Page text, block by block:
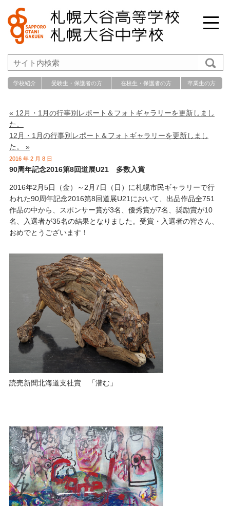
学校紹介 受験生・保護者の方 在校生・保護者の方 卒業生の方
« 12月・1月の行事別レポート＆フォトギャラリーを更新しまし
た。
12月・1月の行事別レポート＆フォトギャラリーを更新しまし
た。 »
2016 年 2 月 8 日
90周年記念2016第8回道展U21 多数入賞
2016年2月5日（金）～2月7日（日）に札幌市民ギャラリーで行
われた90周年記念2016第8回道展U21において、出品作品全751
作品の中から、スポンサー賞が3名、優秀賞が7名、奨励賞が10
名、入選者が35名の結果となりました。受賞・入選者の皆さん、
おめでとうございます！
読売新聞北海道支社賞 「潜む」